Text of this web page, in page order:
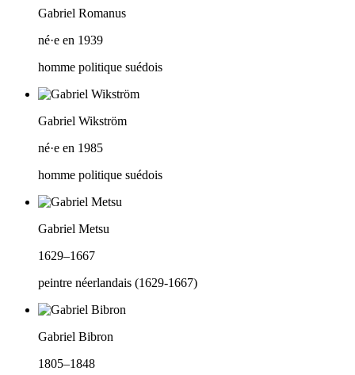
Gabriel Romanus
né·e en 1939
homme politique suédois
Gabriel Wikström
né·e en 1985
homme politique suédois
Gabriel Metsu
1629–1667
peintre néerlandais (1629-1667)
Gabriel Bibron
1805–1848